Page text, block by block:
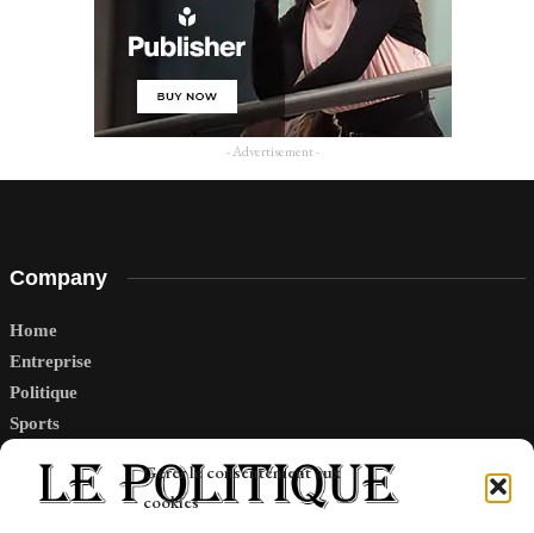
Gérer le consentement aux
cookies
- Advertisement -
Company
Home
Entreprise
Politique
Sports